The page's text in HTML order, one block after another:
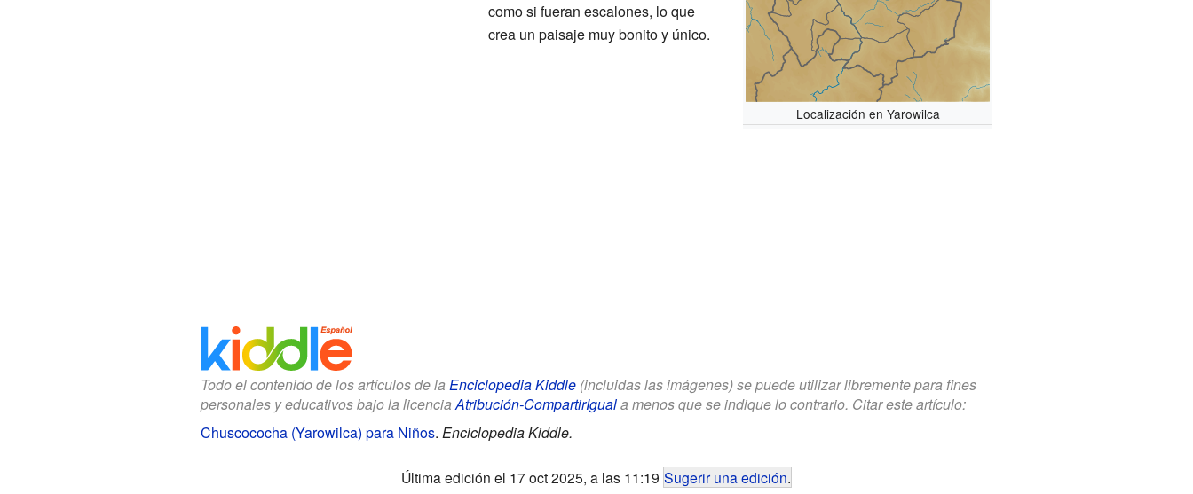
Localización en Yarowilca
como si fueran escalones, lo que
crea un paisaje muy bonito y único.
Todo el contenido de los artículos de la Enciclopedia Kiddle(incluidas las imágenes) se puede utilizar libremente para fines
personales y educativos bajo la licenciaAtribución-CompartirIguala menos que se indique lo contrario. Citar este artículo:
Chuscococha (Yarowilca) para Niños. Enciclopedia Kiddle.
Última edición el 17 oct 2025, a las 11:19 Sugerir una edición.